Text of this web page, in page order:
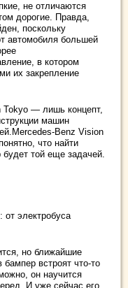
не отличаются
дорогие. Правда,
поскольку
автомобиля большей
в котором
их закрепление
Tokyo — лишь концепт,
машин
Benz Vision
что найти
той еще задачей.
от электробуса
но ближайшие
встроят что-то
он научится
И уже сейчас его